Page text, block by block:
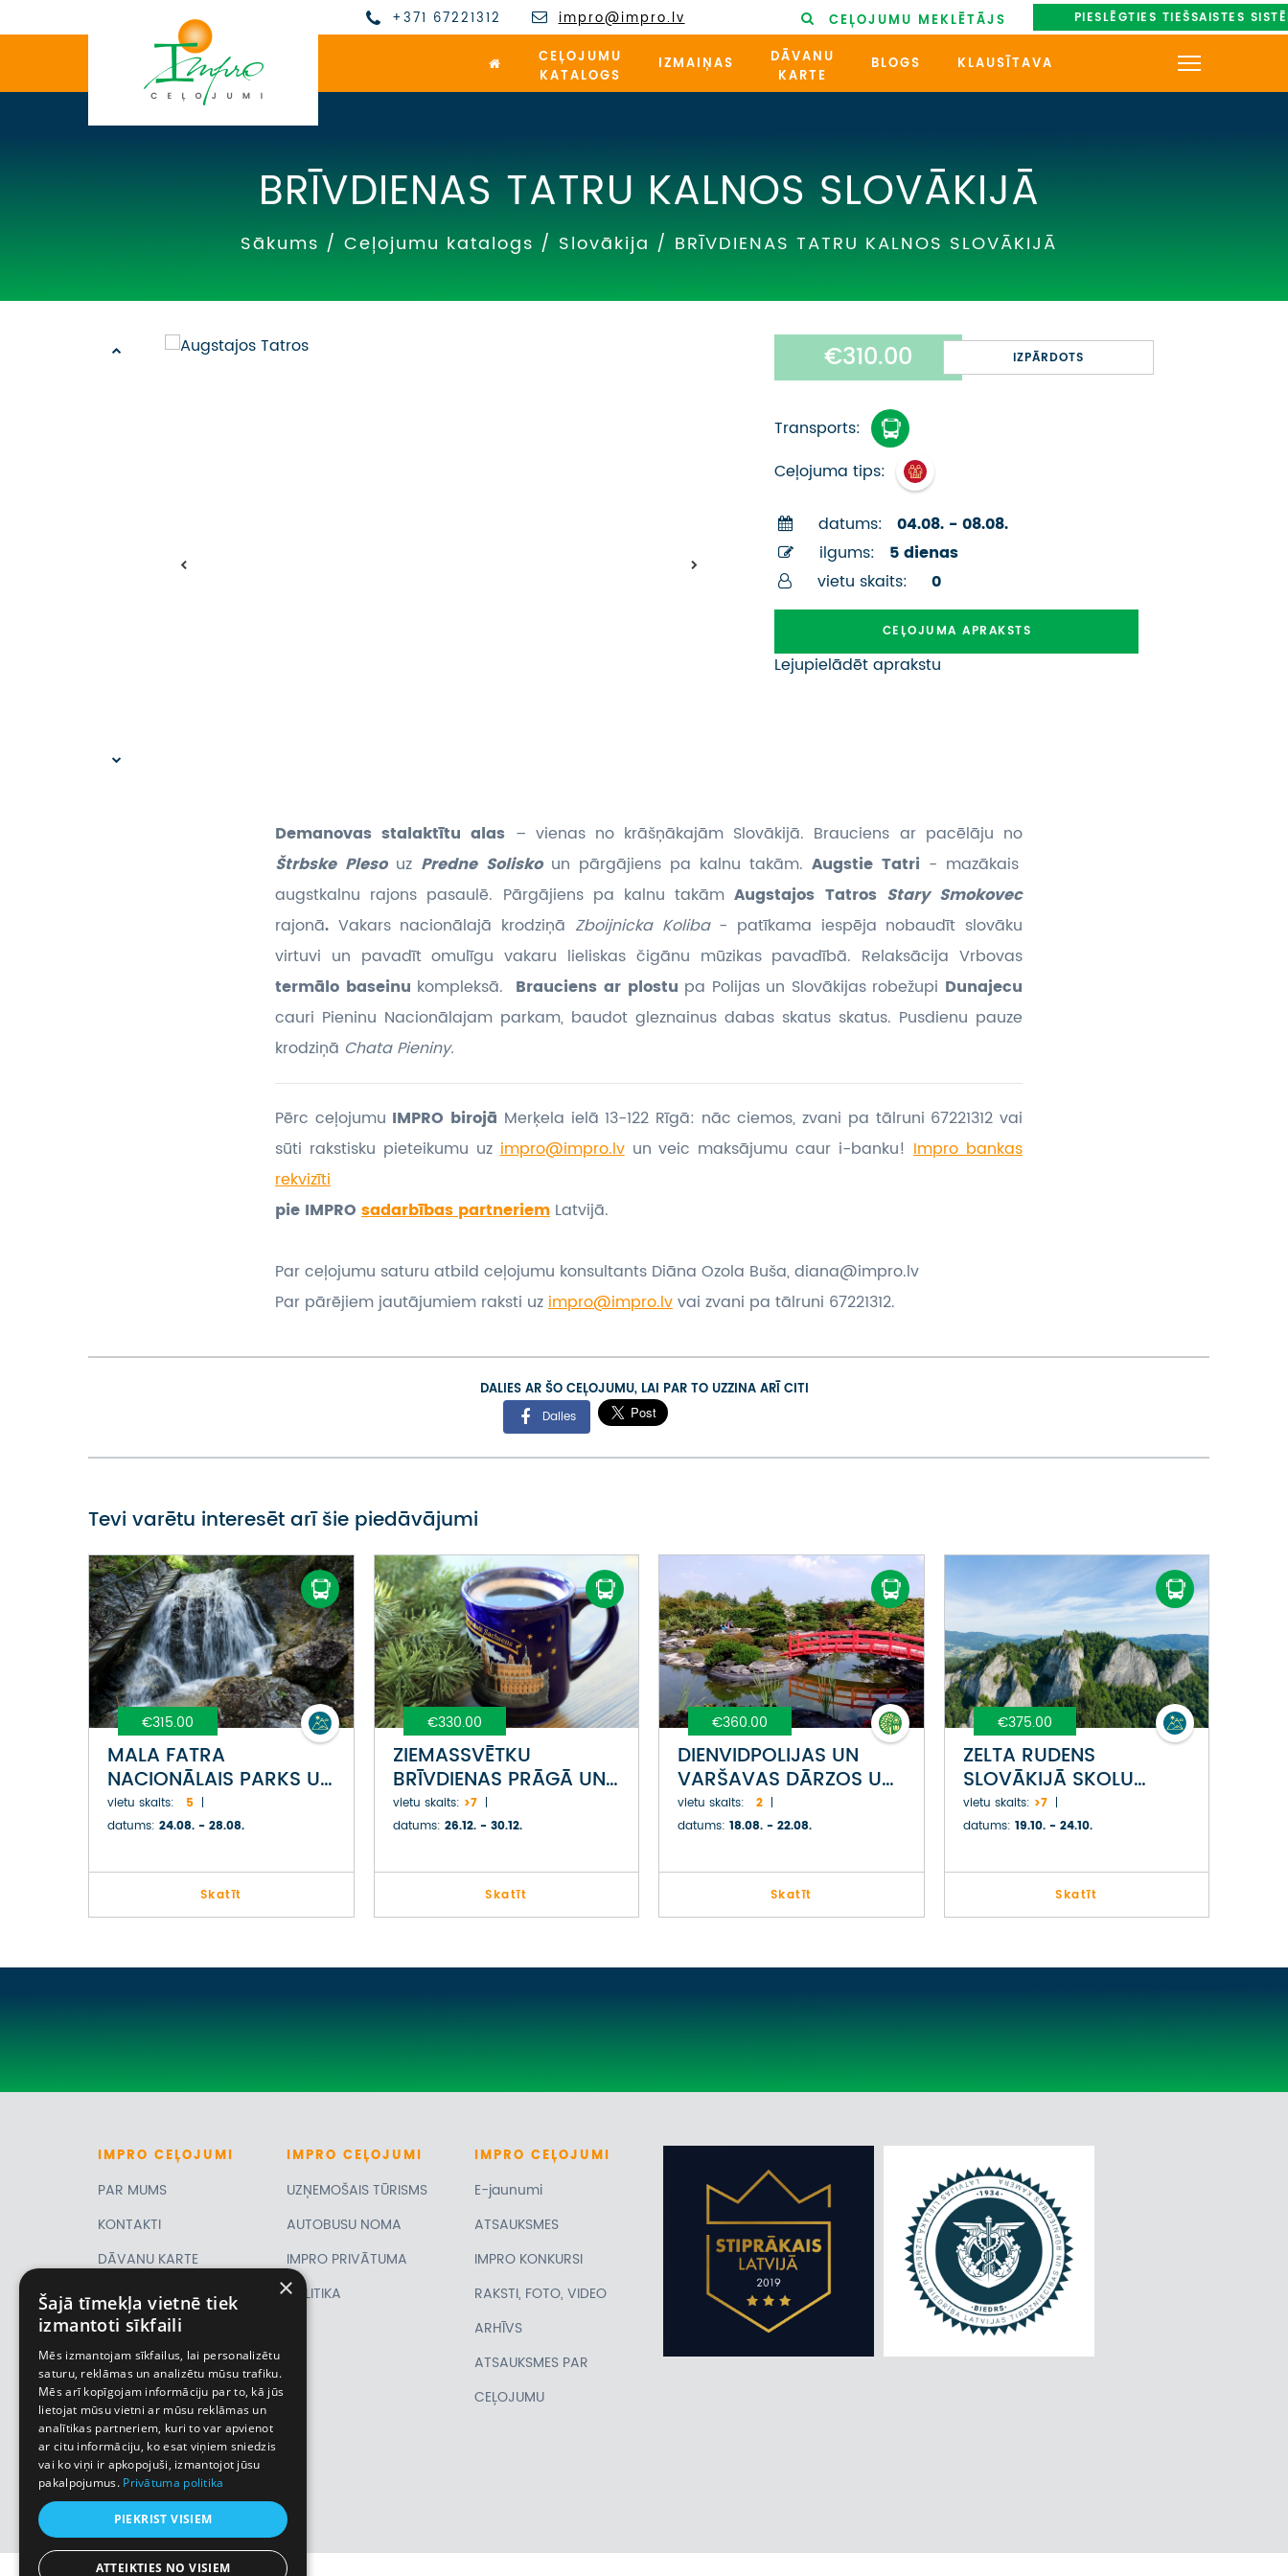
+371 67221312 impro@impro.lv CEĻOJUMU MEKLĒTĀJS PIESLĒGTIES TIEŠSAISTES
CEĻOJUMU
KATALOGS
IZMAIŅAS
DĀVANU
KARTE
BLOGS KLAUSĪTAVA
PAR MUMS
PIRMSLĪGUMA INFORMĀCIJA,
KLIENTA LĪGUMS,
PIEMIŅAS ISTABA
BRĪVDIENAS TATRU KALNOS SLOVĀKIJĀ
Sākums / Ceļojumu katalogs / Slovākija / BRĪVDIENAS TATRU KALNOS SLOVĀKIJĀ
€310.00 IZPĀRDOTS
Transports:
Ceļojuma tips:
datums:
04.08. - 08.08.
ilgums:
5 dienas
vietu skaits:
0
CEĻOJUMA APRAKSTS
Lejupielādēt aprakstu
Demanovas stalaktītu alas – vienas no krāšņākajām Slovākijā. Brauciens ar pacēlāju no
Štrbske Pleso uz Predne Solisko un pārgājiens pa kalnu takām. Augstie Tatri - mazākais
augstkalnu rajons pasaulē. Pārgājiens pa kalnu takām Augstajos Tatros Stary Smokovec
rajonā. Vakars nacionālajā krodziņā Zboijnicka Koliba- patīkama iespēja nobaudīt slovāku
virtuvi un pavadīt omulīgu vakaru lieliskas čigānu mūzikas pavadībā. Relaksācija Vrbovas
termālo baseinu kompleksā. Brauciens ar plostu pa Polijas un Slovākijas robežupi Dunajecu
cauri Pieninu Nacionālajam parkam, baudot gleznainus dabas skatus skatus. Pusdienu pauze
krodziņā Chata Pieniny.
Pērc ceļojumu IMPRO birojā Merķela ielā 13-122 Rīgā: nāc ciemos, zvani pa tālruni 67221312 vai
sūti rakstisku pieteikumu uzimpro@impro.lvun veic maksājumu caur i-banku!Impro bankas
rekvizīti
pie IMPRO sadarbības partneriem Latvijā.
Par ceļojumu saturu atbild ceļojumu konsultants Diāna Ozola Buša, diana@impro.lv
Par pārējiem jautājumiem raksti uzimpro@impro.lvvai zvani pa tālruni 67221312.
DALIES AR ŠO CEĻOJUMU, LAI PAR TO UZZINA ARĪ CITI
Dalies
Tevi varētu interesēt arī šie piedāvājumi
€315.00
MALA FATRA
NACIONĀLAIS PARKS UN
SULOVAS KLINTIS
SLOVĀKIJĀ
vietu skaits:
5
datums: 24.08. - 28.08.
Skatīt
€330.00
ZIEMASSVĒTKU
BRĪVDIENAS PRĀGĀ UN
DRĒZDENĒ
vietu skaits: >7
datums: 26.12. - 30.12.
Skatīt
€360.00
DIENVIDPOLIJAS UN
VARŠAVAS DĀRZOS UN
PARKOS
vietu skaits:
2
datums: 18.08. - 22.08.
Skatīt
€375.00
ZELTA RUDENS
SLOVĀKIJĀ SKOLU
BRĪVLAIKĀ UN KRAKOVA
vietu skaits: >7
datums: 19.10. - 24.10.
Skatīt
IMPRO CEĻOJUMI
PAR MUMS
KONTAKTI
DĀVANU KARTE
PIRMSLĪGUMA
INFORMĀCIJA, KLIENTA
LĪGUMS,
CEĻOJUMU
APDROŠINĀŠANA
VĪZU ANKETAS
Piemiņas istaba
IMPRO CEĻOJUMI
UZŅEMOŠAIS TŪRISMS
AUTOBUSU NOMA
IMPRO PRIVĀTUMA
POLITIKA
IMPROCEĻOJUMI
E-jaunumi
ATSAUKSMES
IMPRO KONKURSI
RAKSTI, FOTO, VIDEO
ARHĪVS
ATSAUKSMES PAR
CEĻOJUMU
×
Šajā tīmekļa vietnē tiek
izmantoti sīkfaili
Mēs izmantojam sīkfailus, lai personalizētu
saturu, reklāmas un analizētu mūsu trafiku.
Mēs arī kopīgojam informāciju par to, kā jūs
lietojat mūsu vietni ar mūsu reklāmas un
analītikas partneriem, kuri to var apvienot
ar citu informāciju, ko esat viņiem sniedzis
vai ko viņi ir apkopojuši, izmantojot jūsu
pakalpojumus. Privātuma politika
PIEKRIST VISIEM
ATTEIKTIES NO VISIEM